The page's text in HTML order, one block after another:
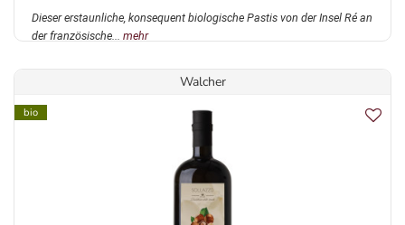
Dieser erstaunliche, konsequent biologische Pastis von der Insel Ré an
der französische... mehr
Walcher
bio